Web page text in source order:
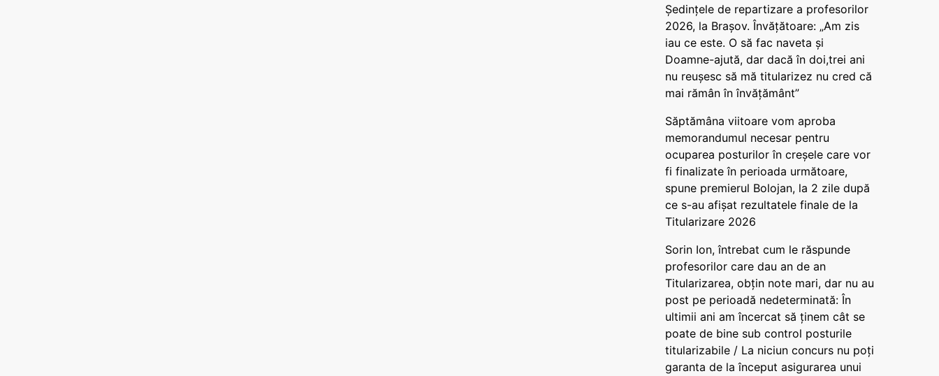
Ședințele de repartizare a profesorilor
2026, la Brașov. Învățătoare: „Am zis
iau ce este. O să fac naveta și
Doamne-ajută, dar dacă în doi,trei ani
nu reușesc să mă titularizez nu cred că
mai rămân în învățământ”
Săptămâna viitoare vom aproba
memorandumul necesar pentru
ocuparea posturilor în creșele care vor
fi finalizate în perioada următoare,
spune premierul Bolojan, la 2 zile după
ce s-au afișat rezultatele finale de la
Titularizare 2026
Sorin Ion, întrebat cum le răspunde
profesorilor care dau an de an
Titularizarea, obțin note mari, dar nu au
post pe perioadă nedeterminată: În
ultimii ani am încercat să ținem cât se
poate de bine sub control posturile
titularizabile / La niciun concurs nu poți
garanta de la început asigurarea unui